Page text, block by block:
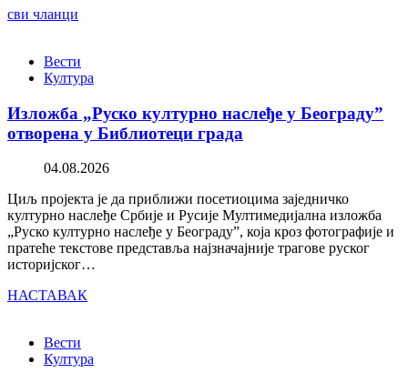
сви чланци
Вести
Култура
Изложба „Руско културно наслеђе у Београду”
отворена у Библиотеци града
04.08.2026
Циљ пројекта је да приближи посетиоцима заједничко
културно наслеђе Србије и Русије Мултимедијална изложба
„Руско културно наслеђе у Београду”, која кроз фотографије и
пратеће текстове представља најзначајније трагове руског
историјског…
НАСТАВАК
Вести
Култура